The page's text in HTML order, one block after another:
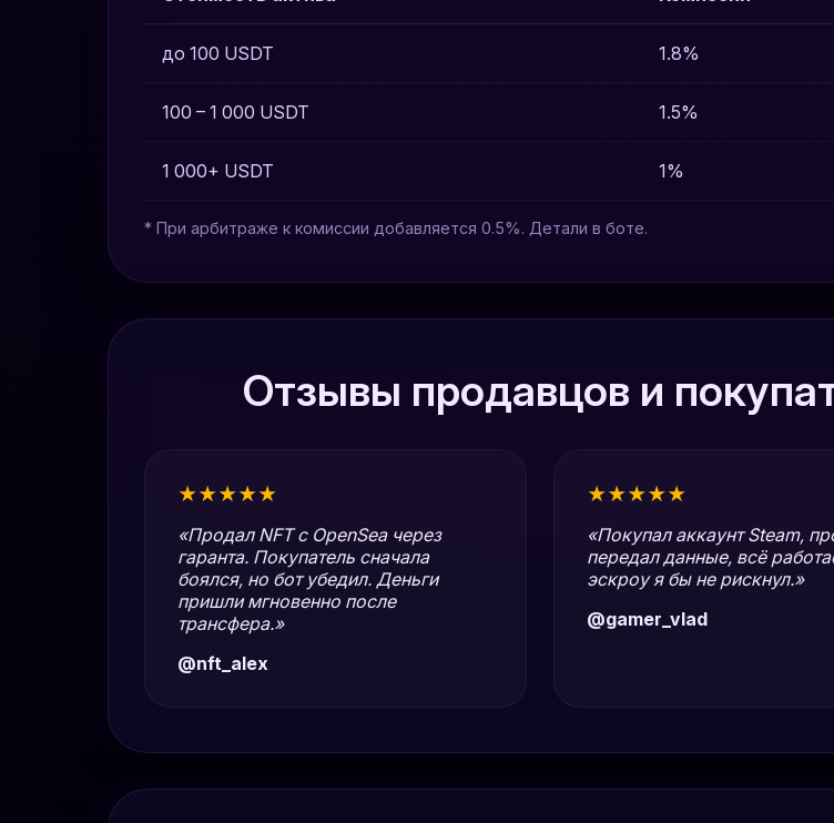
до 100 USDT 1.8%
100 – 1 000 USDT 1.5%
1 000+ USDT 1%
* При арбитраже к комиссии добавляется 0.5%. Детали в боте.
Отзывы продавцов и
★★★★★
«Продал NFT с OpenSea через
гаранта. Покупатель сначала
боялся, но бот убедил. Деньги
пришли мгновенно после
трансфера.»
@nft_alex
★★★★★
«Покупал аккаунт Steam,
передал данные, всё
эскроу я бы не рискнул.»
@gamer_vlad